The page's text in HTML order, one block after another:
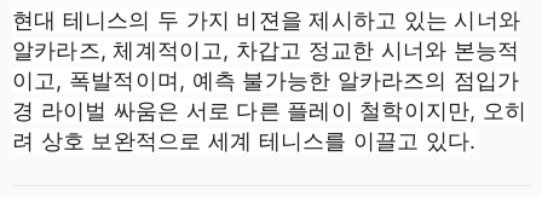
현대 테니스의 두 가지 비젼을 제시하고 있는 시너와
알카라즈, 체계적이고, 차갑고 정교한 시너와 본능적
이고, 폭발적이며, 예측 불가능한 알카라즈의 점입가
경 라이벌 싸움은 서로 다른 플레이 철학이지만, 오히
려 상호 보완적으로 세계 테니스를 이끌고 있다.